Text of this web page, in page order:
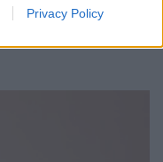
Privacy Policy